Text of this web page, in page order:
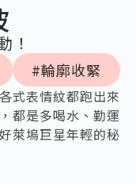
！
#輪廓收緊
式表情紋都跑出來
都是多喝水、勤運
萊塢巨星年輕的秘